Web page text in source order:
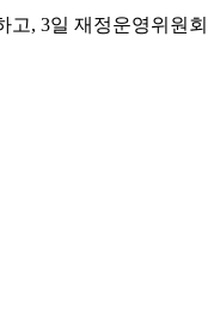
, 3일 재정운영위원